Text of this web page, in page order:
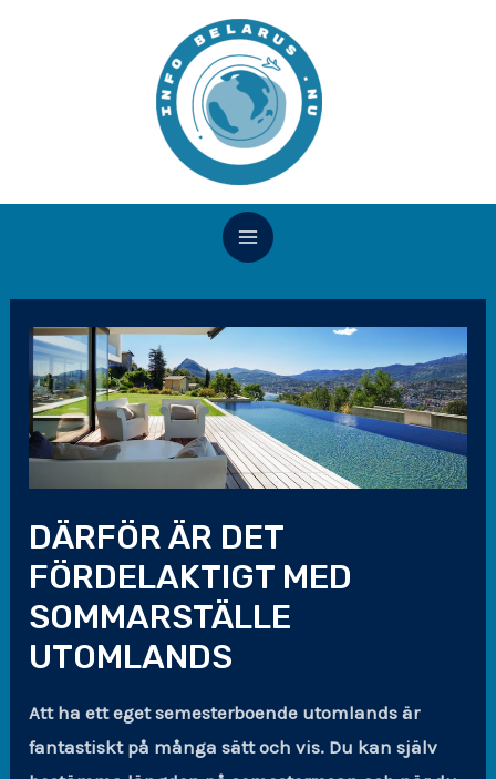
DÄRFÖR ÄR DET
FÖRDELAKTIGT MED
SOMMARSTÄLLE
UTOMLANDS
Att ha ett eget semesterboende utomlands är
fantastiskt på många sätt och vis. Du kan själv